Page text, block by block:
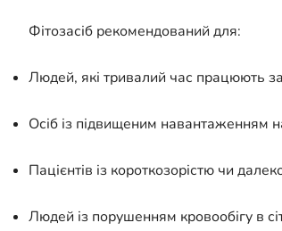
Фітозасіб рекомендований для:
Людей, які тривалий час працюють
Осіб із підвищеним навантаженням
Пацієнтів із короткозорістю чи
Людей із порушенням кровообігу в